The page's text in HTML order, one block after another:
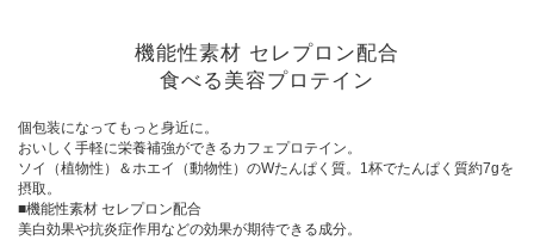
機能性素材 セレプロン配合
食べる美容プロテイン
個包装になってもっと身近に。
おいしく手軽に栄養補強ができるカフェプロテイン。
ソイ（植物性）＆ホエイ（動物性）のWたんぱく質。1杯でたんぱく質約7gを
摂取。
■機能性素材 セレプロン配合
美白効果や抗炎症作用などの効果が期待できる成分。